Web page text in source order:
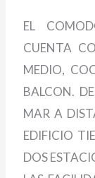
EL
CUENTA
MEDIO,
BALCON.
MAR A
EDIFICIO
DOS